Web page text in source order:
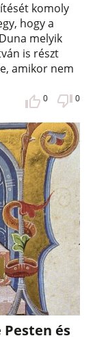
komoly
hogy a
melyik
is részt
amikor nem
0 0
és